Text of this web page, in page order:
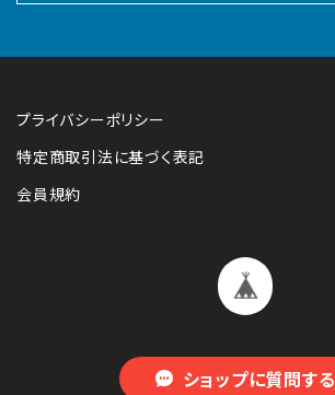
プライバシーポリシー
特定商取引法に基づく表記
会員規約
ショップに質問する